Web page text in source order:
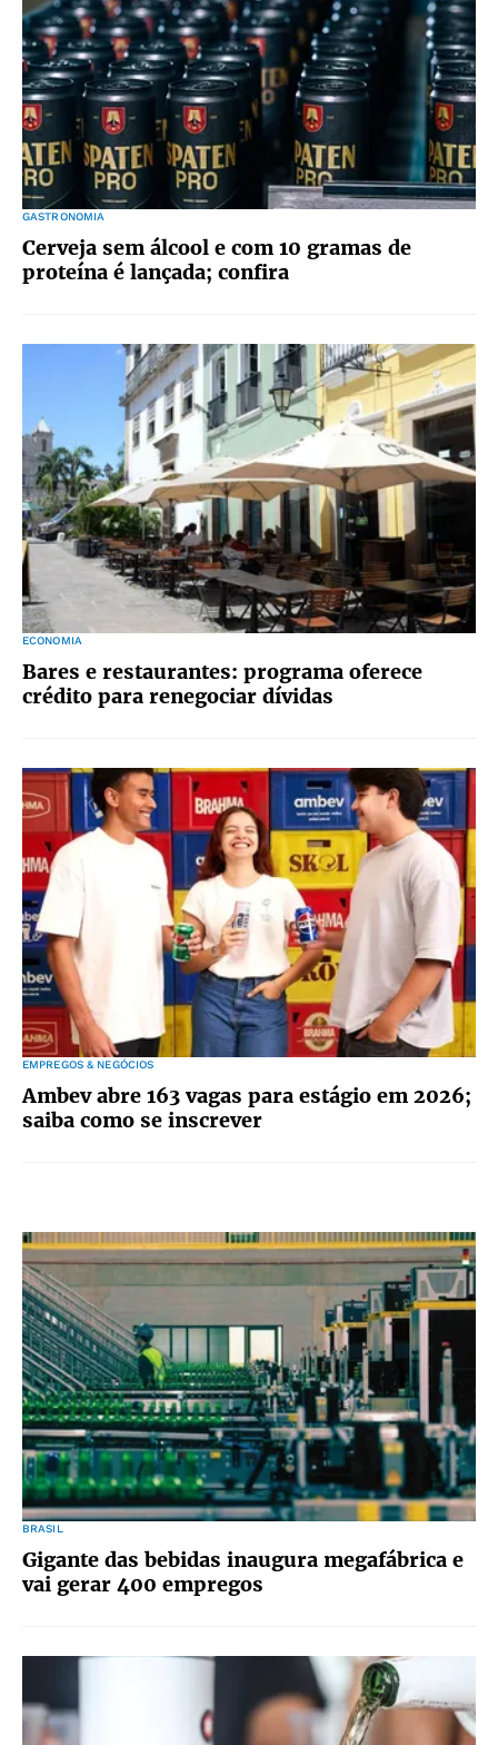
GASTRONOMIA
Cerveja sem álcool e com 10 gramas de
proteína é lançada; confira
ECONOMIA
Bares e restaurantes: programa oferece
crédito para renegociar dívidas
EMPREGOS & NEGÓCIOS
Ambev abre 163 vagas para estágio em 2026;
saiba como se inscrever
BRASIL
Gigante das bebidas inaugura megafábrica e
vai gerar 400 empregos